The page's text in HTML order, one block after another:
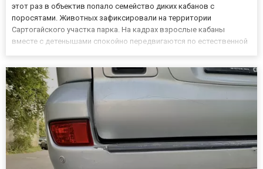
этот раз в объектив попало семейство диких кабанов с
поросятами. Животных зафиксировали на территории
Сартогайского участка парка. На кадрах взрослые кабаны
вместе с детенышами спокойно передвигаются по естественной
свидетельствуют о бла...